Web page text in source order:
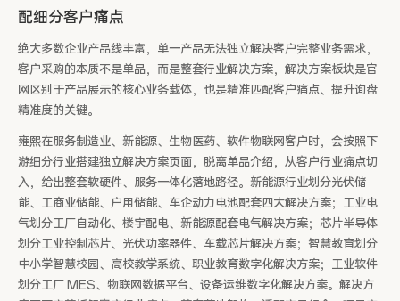
配细分客户痛点
绝大多数企业产品线丰富，单一产品无法独立解决客户完整业务需求，
客户采购的本质不是单品，而是整套行业解决方案，解决方案板块是官
网区别于产品展示的核心业务载体，也是精准匹配客户痛点、提升询盘
精准度的关键。
雍熙在服务制造业、新能源、生物医药、软件物联网客户时，会按照下
游细分行业搭建独立解决方案页面，脱离单品介绍，从客户行业痛点切
入，给出整套软硬件、服务一体化落地路径。新能源行业划分光伏储
能、工商业储能、户用储能、车企动力电池配套四大解决方案；工业电
气划分工厂自动化、楼宇配电、新能源配套电气解决方案；芯片半导体
划分工业控制芯片、光伏功率器件、车载芯片解决方案；智慧教育划分
中小学智慧校园、高校教学系统、职业教育数字化解决方案；工业软件
划分工厂 MES、物联网数据平台、设备运维数字化解决方案。解决方